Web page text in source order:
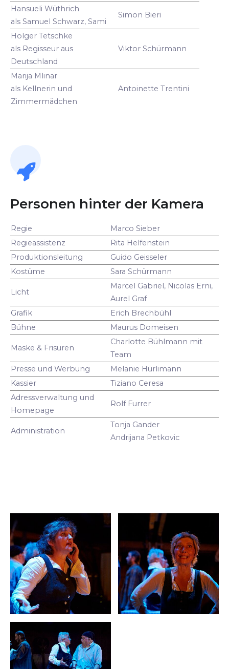
Hansueli Wüthrich
als Samuel Schwarz, Sami
Simon Bieri
Holger Tetschke
als Regisseur aus
Deutschland
Viktor Schürmann
Marija Mlinar
als Kellnerin und
Zimmermädchen
Antoinette Trentini
Personen hinter der Kamera
Regie
Marco Sieber
Regieassistenz
Rita Helfenstein
Produktionsleitung
Guido Geisseler
Kostüme
Sara Schürmann
Licht
Marcel Gabriel, Nicolas Erni,
Aurel Graf
Grafik
Erich Brechbühl
Bühne
Maurus Domeisen
Maske & Frisuren
Charlotte Bühlmann mit
Team
Presse und Werbung
Melanie Hürlimann
Kassier
Tiziano Ceresa
Adressverwaltung und
Homepage
Rolf Furrer
Administration
Tonja Gander
Andrijana Petkovic